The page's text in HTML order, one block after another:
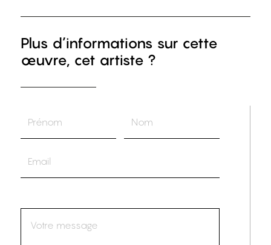
Plus d’informations sur cette
œuvre, cet artiste ?